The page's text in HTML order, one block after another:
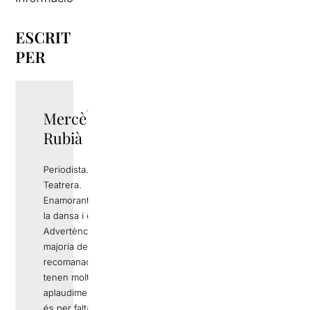
ESCRIT
PER
Mercè
Rubià
TWITTER
Periodista.
Teatrera.
Enamorant-me de
la dansa i el circ.
Advertència: Si la
majoria de
recomanacions
tenen molts
aplaudiments no
és per falta de